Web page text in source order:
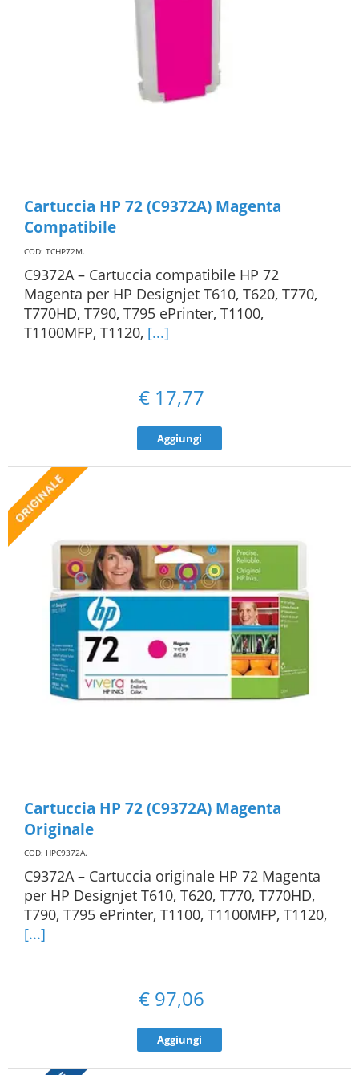
Cartuccia HP 72 (C9372A) Magenta
Compatibile
COD: TCHP72M.
C9372A – Cartuccia compatibile HP 72
Magenta per HP Designjet T610, T620, T770,
T770HD, T790, T795 ePrinter, T1100,
T1100MFP, T1120, [...]
€ 17,77
Aggiungi
Cartuccia HP 72 (C9372A) Magenta
Originale
COD: HPC9372A.
C9372A – Cartuccia originale HP 72 Magenta
per HP Designjet T610, T620, T770, T770HD,
T790, T795 ePrinter, T1100, T1100MFP, T1120,
[...]
€ 97,06
Aggiungi